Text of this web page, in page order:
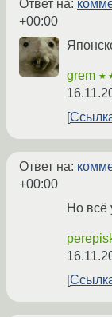
Ответ на:
+00:00
grem
Ответ на:
+00:00
Но всё